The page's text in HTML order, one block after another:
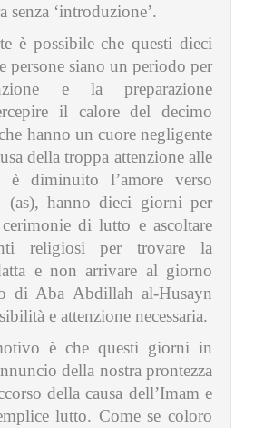
senza ‘introduzione’.
è possibile che questi dieci
persone siano un periodo per
e la preparazione
il calore del decimo
hanno un cuore negligente
della troppa attenzione alle
è diminuito l’amore verso
(as), hanno dieci giorni per
di lutto e ascoltare
religiosi per trovare la
e non arrivare al giorno
di Aba Abdillah al-Husayn
e attenzione necessaria.
è che questi giorni in
della nostra prontezza
della causa dell’Imam e
lutto. Come se coloro